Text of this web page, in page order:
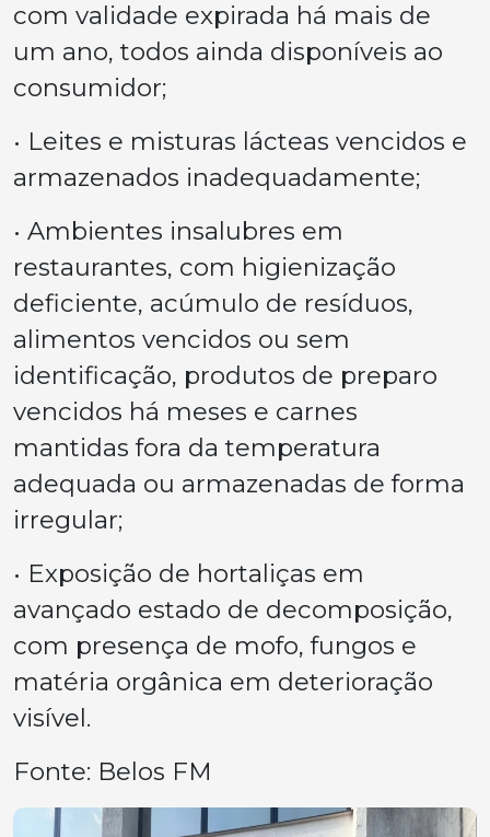
com validade expirada há mais de
um ano, todos ainda disponíveis ao
consumidor;
• Leites e misturas lácteas vencidos e
armazenados inadequadamente;
• Ambientes insalubres em
restaurantes, com higienização
deficiente, acúmulo de resíduos,
alimentos vencidos ou sem
identificação, produtos de preparo
vencidos há meses e carnes
mantidas fora da temperatura
adequada ou armazenadas de forma
irregular;
• Exposição de hortaliças em
avançado estado de decomposição,
com presença de mofo, fungos e
matéria orgânica em deterioração
visível.
Fonte: Belos FM